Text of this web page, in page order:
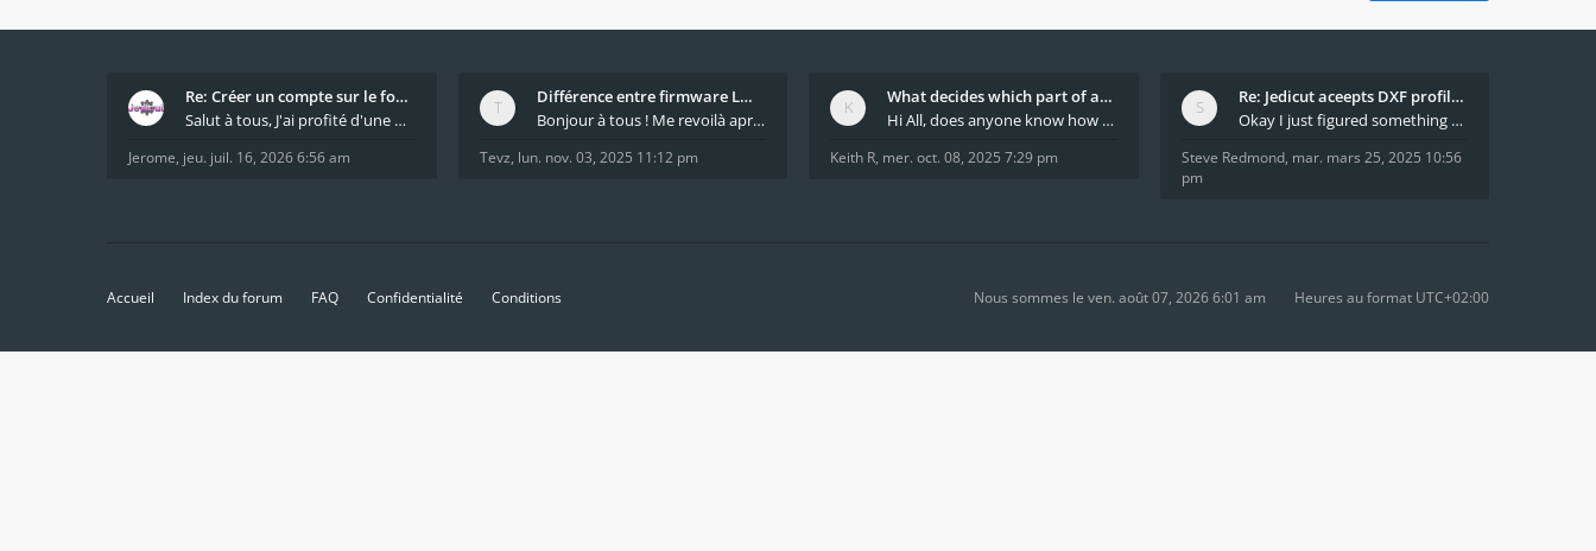
Re: Créer un compte sur le forum / Create forum us
Salut à tous, J'ai profité d'une mise à jour du s
Jerome, jeu. juil. 16, 2026 6:56 am
Différence entre firmware LMFAO_V4_8_0 et du GRBL
Bonjour à tous ! Me revoilà après 5 ans de pause
Tevz, lun. nov. 03, 2025 11:12 pm
What decides which part of an airfoil is the extra
Hi All, does anyone know how Jedicut decides which
Keith R, mer. oct. 08, 2025 7:29 pm
Re: Jedicut aceepts DXF profile, but It won't cut
Okay I just figured something out. The profile p
Steve Redmond, mar. mars 25, 2025 10:56
pm
Accueil Index du forum FAQ Confidentialité Conditions Heures au format UTC+02:00
Nous sommes le ven. août 07, 2026 6:01 am